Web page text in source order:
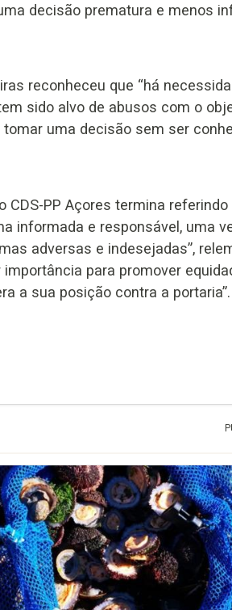
decisão prematura e menos
reconheceu que “há
sido alvo de abusos com o
uma decisão sem ser
CDS-PP Açores termina
informada e responsável, uma
adversas e indesejadas”,
para promover
a sua posição contra a portaria”.